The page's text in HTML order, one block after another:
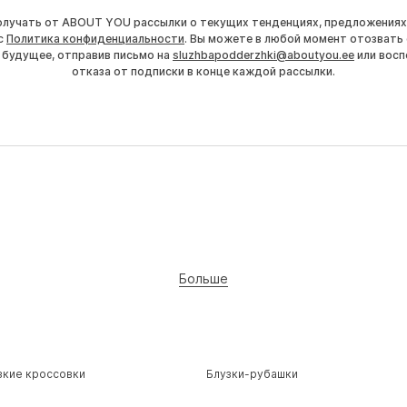
от ABOUT YOU рассылки о текущих тенденциях,
Политика конфиденциальности. Вы можете в любой момент отозвать
отправив письмо на sluzhbapodderzhki@aboutyou.ee или
отказа от подписки в конце каждой рассылки.
кроссовки Блузки-рубашки
Больше